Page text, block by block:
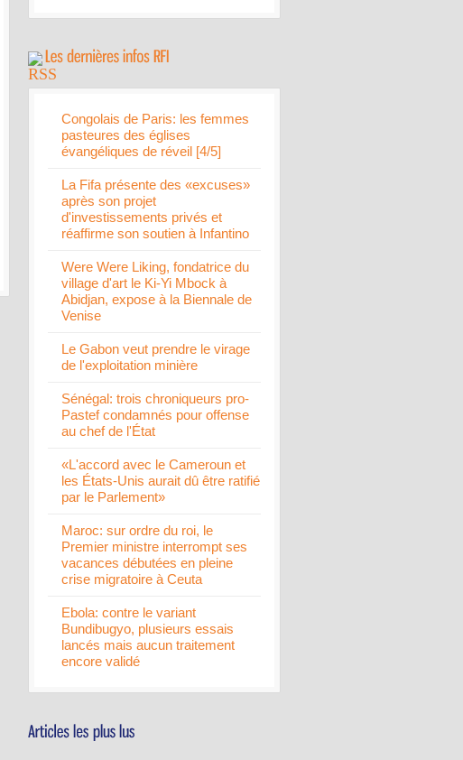
Congolais de Paris: les femmes
pasteures des églises
évangéliques de réveil [4/5]
La Fifa présente des «excuses»
après son projet
d'investissements privés et
réaffirme son soutien à Infantino
Were Were Liking, fondatrice du
village d'art le Ki-Yi Mbock à
Abidjan, expose à la Biennale de
Venise
Le Gabon veut prendre le virage
de l'exploitation minière
Sénégal: trois chroniqueurs pro-
Pastef condamnés pour offense
au chef de l'État
«L'accord avec le Cameroun et
les États-Unis aurait dû être ratifié
par le Parlement»
Maroc: sur ordre du roi, le
Premier ministre interrompt ses
vacances débutées en pleine
crise migratoire à Ceuta
Ebola: contre le variant
Bundibugyo, plusieurs essais
lancés mais aucun traitement
encore validé